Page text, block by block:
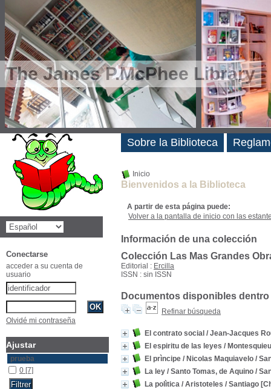
The James P.McPhee Library
Inicio
Bienvenidos a la Biblioteca
A partir de esta página puede:
Volver a la pantalla de inicio con las
Información de una colección
Colección Las Mas Grandes
Editorial : Ercilla
ISSN : sin ISSN
Documentos disponibles
Refinar búsqueda
El contrato social / Jean-Jacques
El espiritu de las leyes / Montesquieu
El prìncipe / Nicolas Maquiavelo /
La ley / Santo Tomas, de Aquino /
La polìtica / Aristoteles / Santiago
Sobre la Biblioteca
Novedades
Conectarse
acceder a su cuenta de
usuario
Olvidé mi contraseña
Ajustar
prueba
0 [7]